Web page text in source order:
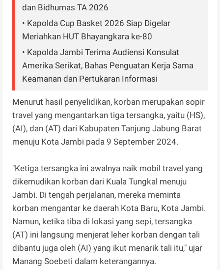
dan Bidhumas TA 2026
• Kapolda Cup Basket 2026 Siap Digelar
Meriahkan HUT Bhayangkara ke-80
• Kapolda Jambi Terima Audiensi Konsulat
Amerika Serikat, Bahas Penguatan Kerja Sama
Keamanan dan Pertukaran Informasi
Menurut hasil penyelidikan, korban merupakan sopir
travel yang mengantarkan tiga tersangka, yaitu (HS),
(AI), dan (AT) dari Kabupaten Tanjung Jabung Barat
menuju Kota Jambi pada 9 September 2024.
"Ketiga tersangka ini awalnya naik mobil travel yang
dikemudikan korban dari Kuala Tungkal menuju
Jambi. Di tengah perjalanan, mereka meminta
korban mengantar ke daerah Kota Baru, Kota Jambi.
Namun, ketika tiba di lokasi yang sepi, tersangka
(AT) ini langsung menjerat leher korban dengan tali
dibantu juga oleh (AI) yang ikut menarik tali itu," ujar
Manang Soebeti dalam keterangannya.